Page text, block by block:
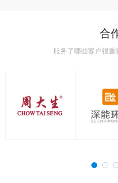
合
服务了哪些客户很重